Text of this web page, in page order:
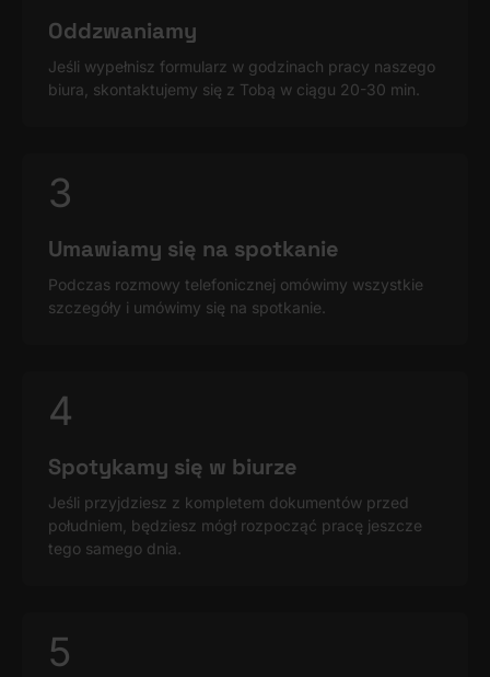
Oddzwaniamy
Jeśli wypełnisz formularz w godzinach pracy naszego
biura, skontaktujemy się z Tobą w ciągu 20-30 min.
3
Umawiamy się na spotkanie
Podczas rozmowy telefonicznej omówimy wszystkie
szczegóły i umówimy się na spotkanie.
4
Spotykamy się w biurze
Jeśli przyjdziesz z kompletem dokumentów przed
południem, będziesz mógł rozpocząć pracę jeszcze
tego samego dnia.
5